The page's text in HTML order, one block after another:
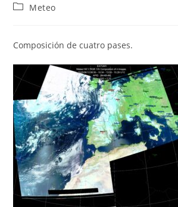
Categoría
entrada:
Meteo
Composición de cuatro pases.